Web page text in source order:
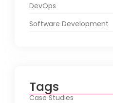
DevOps
Software Development
Tags
Case Studies